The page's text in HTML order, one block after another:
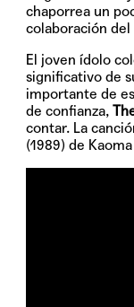
chaporrea un
colaboración
El joven ídolo
significativo de
importante de
de confianza,
contar. La
(1989) de